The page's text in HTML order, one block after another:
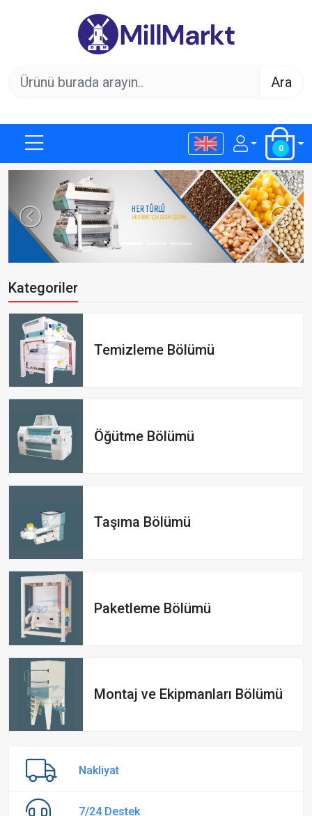
Ara
0
Previous Next
Kategoriler
Temizleme Bölümü
Öğütme Bölümü
Taşıma Bölümü
Paketleme Bölümü
Montaj ve Ekipmanları Bölümü
Nakliyat
7/24 Destek